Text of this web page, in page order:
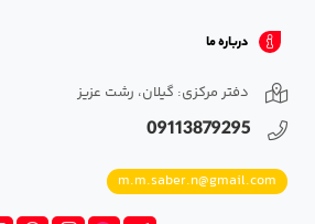
درباره ما
دفتر مرکزی: گیلان، رشت عزیز
09113879295
m.m.saber.n@gmail.com